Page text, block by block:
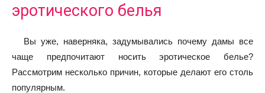
эротического белья
Вы уже, наверняка, задумывались почему дамы все
чаще предпочитают носить эротическое белье?
Рассмотрим несколько причин, которые делают его столь
популярным.